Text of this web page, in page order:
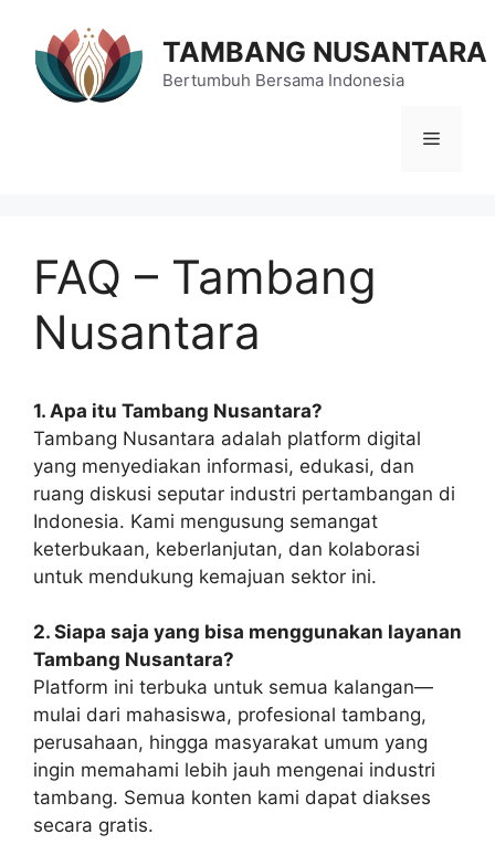
TAMBANG NUSANTARA
Bertumbuh Bersama Indonesia
Menu
FAQ – Tambang
Nusantara
1. Apa itu Tambang Nusantara?
Tambang Nusantara adalah platform digital
yang menyediakan informasi, edukasi, dan
ruang diskusi seputar industri pertambangan di
Indonesia. Kami mengusung semangat
keterbukaan, keberlanjutan, dan kolaborasi
untuk mendukung kemajuan sektor ini.
2. Siapa saja yang bisa menggunakan layanan
Tambang Nusantara?
Platform ini terbuka untuk semua kalangan—
mulai dari mahasiswa, profesional tambang,
perusahaan, hingga masyarakat umum yang
ingin memahami lebih jauh mengenai industri
tambang. Semua konten kami dapat diakses
secara gratis.